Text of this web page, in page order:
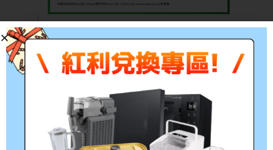
刪除商品圖片